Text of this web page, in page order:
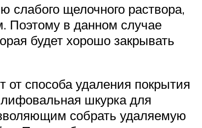
слабого щелочного раствора,
Поэтому в данном случае
будет хорошо закрывать
от способа удаления покрытия
шкурка для
собрать удаляемую